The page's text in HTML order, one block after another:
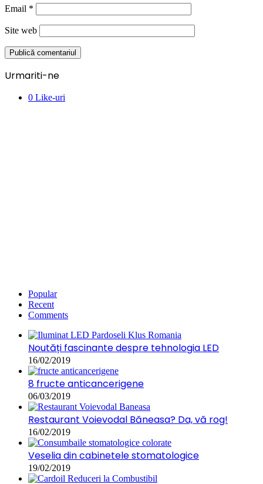
Email *
Site web
Urmariti-ne
0 Like-uri
Popular
Recent
Comments
Noutăți fascinante despre tehnologia LED
16/02/2019
8 fructe anticancerigene
06/03/2019
Restaurant Voievodal Băneasa? Da, vă rog!
16/02/2019
Veselia din cabinetele stomatologice
19/02/2019